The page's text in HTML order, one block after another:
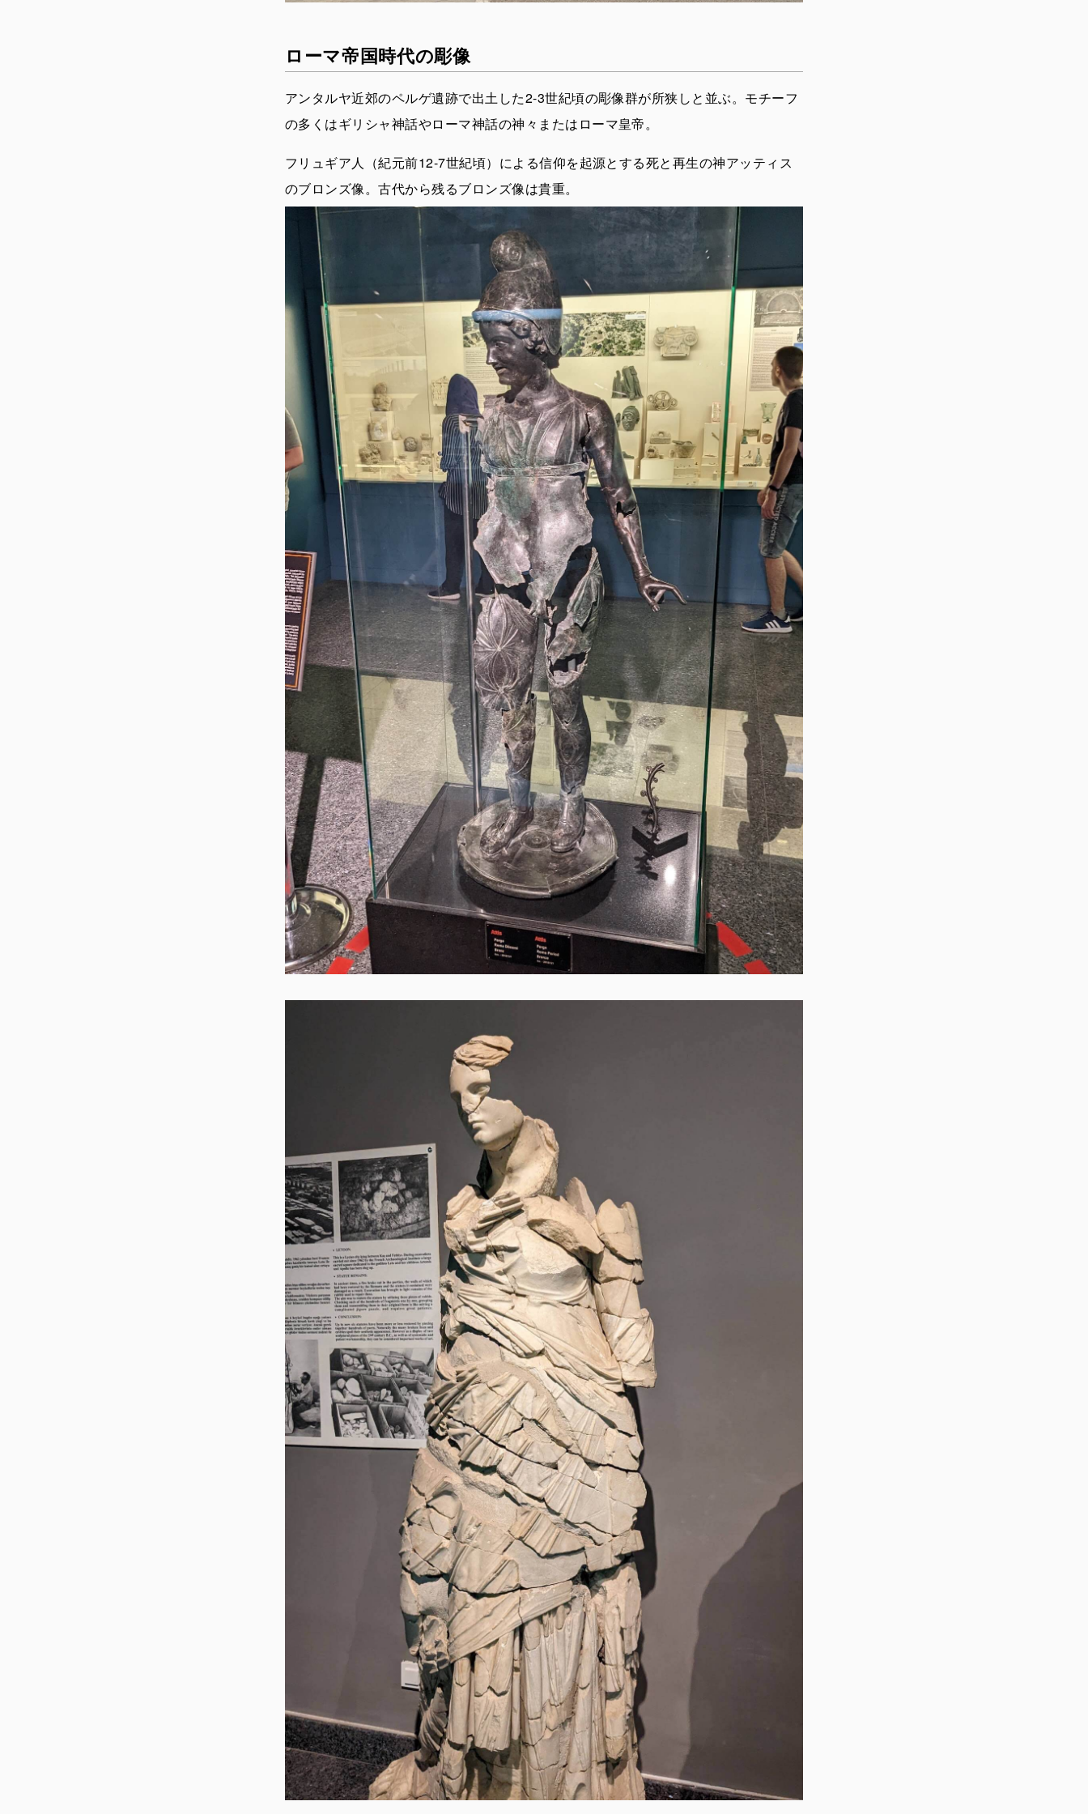
ローマ帝国時代の彫像
アンタルヤ近郊のペルゲ遺跡で出土した2-3世紀頃の彫像群が所狭しと並ぶ。モチーフ
の多くはギリシャ神話やローマ神話の神々またはローマ皇帝。
フリュギア人（紀元前12-7世紀頃）による信仰を起源とする死と再生の神アッティス
のブロンズ像。古代から残るブロンズ像は貴重。